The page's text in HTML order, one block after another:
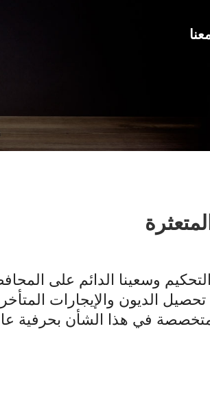
وسعينا الدائم على
الديون والإيجارات
في هذا الشأن بحرفية